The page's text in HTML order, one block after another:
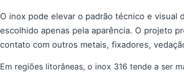
O inox pode elevar o padrão técnico e visual
escolhido apenas pela aparência. O projeto
contato com outros metais, fixadores,
Em regiões litorâneas, o inox 316 tende a ser